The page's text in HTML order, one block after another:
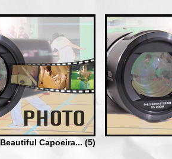
Beautiful Capoeira... (5)